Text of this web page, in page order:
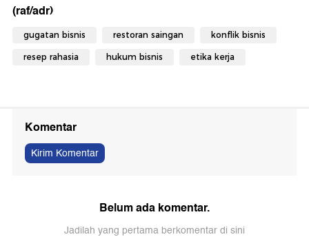
(raf/adr)
gugatan bisnis restoran saingan konflik bisnis
resep rahasia hukum bisnis etika kerja
Komentar
Kirim Komentar
Belum ada komentar.
Jadilah yang pertama berkomentar di sini